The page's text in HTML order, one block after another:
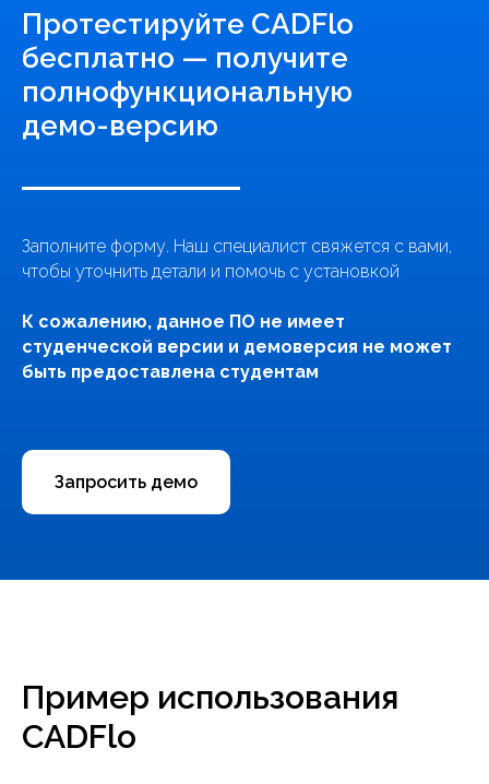
Протестируйте CADFlo
бесплатно — получите
полнофункциональную
демо-версию
Заполните форму. Наш специалист свяжется с вами,
чтобы уточнить детали и помочь с установкой
К сожалению, данное ПО не имеет
студенческой версии и демоверсия не может
быть предоставлена студентам
Запросить демо
Пример использования
CADFlo